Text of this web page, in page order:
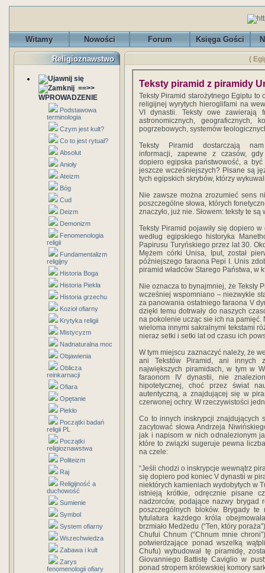
Witamy Nowości Forum Księga Gości
Religioznawstwo
==>>
WPROWADZENIE
Podstawowa
terminologia
Czym jest kult?
Co to jest rytuał?
Absolut
Anioły
Ateizm
Bóg
Cud
Deizm
Demonizm
Fenomenologia
religii
Fundamentalizm
religijny
Historia Boga
Historia Piekła
Historia grzechu
Kozioł ofiarny
Krytyka religii
Mistycyzm
Nadnaturalna moc
Objawienia
Oblicza
reinkarnacji
Ofiara
Opętanie
Piekło
Początki badań
religii PL
Początki
religioznawstwa
Politeizm
Raj
Religijność a
duchowość
Sumienie
Symbol
System ofiarny
Wszechwiedza
Zabawa i kult
Zarys
fenomenologii ofiary
(
Teksty piramid z piramidy
Teksty Piramid starożytnego Egiptu
religijnej wyrytych hieroglifami na
VI dynastii. Teksty owe zawierają
astronomicznych, geograficznych,
pogrzebowych, systemów
Teksty Piramid dostarczają
informacji, zapewne z czasów,
dopiero egipska państwowość, a
jeszcze wcześniejszych? Pisane są
tych egipskich skrybów, którzy
Nie zawsze można zrozumieć sens
poszczególne słowa, których
znaczyło, już nie. Słowem: teksty te
Teksty Piramid pojawiły się dopiero
według egipskiego historyka
Papirusu Turyńskiego przez lat 30.
Mężem córki Unisa, Iput, został
późniejszego faraona Pepi I. Unis
piramid władców Starego Państwa, w
Nie oznacza to bynajmniej, że Teksty
wcześniej wspomniano – niezwykle
za panowania ostatniego faraona V
dzięki temu dotrwały do naszych
na pokolenie ucząc sie ich na pamięć.
wieloma innymi sakralnymi tekstami
nieraz setki i setki lat od czasu ich
W tym miejscu zaznaczyć należy, że
ani Tekstów Piramid, ani innych
największych piramidach, w tym w
faraonom IV dynastii, nie
hipotetycznej, choć przez świat
autentyczną, a znajdującej się w
czerwonej ochry. W rzeczywistości
Co to innych inskrypcji znajdujących
zacytować słowa Andrzeja
jak i napisom w nich odnalezionym
które to związki sugeruje pewna
na czele:
“Jeśli chodzi o inskrypcje wewnątrz
się dopiero pod koniec V dynastii w
niektórych kamieniach wydobytych w
istnieją krótkie, odręcznie pisane
nadzorców, podające nazwy brygad
poszczególnych bloków. Brygady
tytulatura każdego króla
brzmiało Medżedu (“Ten, który
Chufui Chnum (“Chnum mnie
potwierdzające ponad wszelką
Chufu) wybudował tę piramidę,
Giovanniego Battistę Caviglio w
ponad stropem królewskiej komory